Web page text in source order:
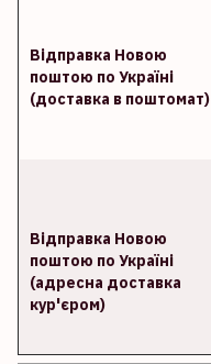
Відправка Новою
поштою по Україні
(доставка в поштомат)
Відправка Новою
поштою по Україні
(адресна доставка
кур'єром)